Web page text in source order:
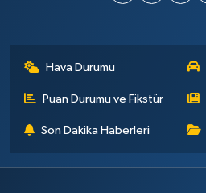
Hava Durumu
Puan Durumu ve Fikstür
Son Dakika Haberleri